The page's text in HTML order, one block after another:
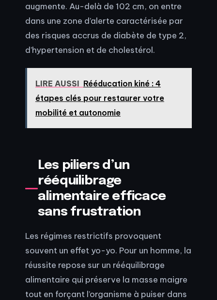
augmente. Au-delà de 102 cm, on entre
dans une zone d’alerte caractérisée par
des risques accrus de diabète de type 2,
d’hypertension et de cholestérol.
LIRE AUSSI Rééducation kiné : 4
étapes clés pour restaurer votre
mobilité et autonomie
Les piliers d’un
rééquilibrage
alimentaire efficace
sans frustration
Les régimes restrictifs provoquent
souvent un effet yo-yo. Pour un homme, la
réussite repose sur un rééquilibrage
alimentaire qui préserve la masse maigre
tout en forçant l’organisme à puiser dans